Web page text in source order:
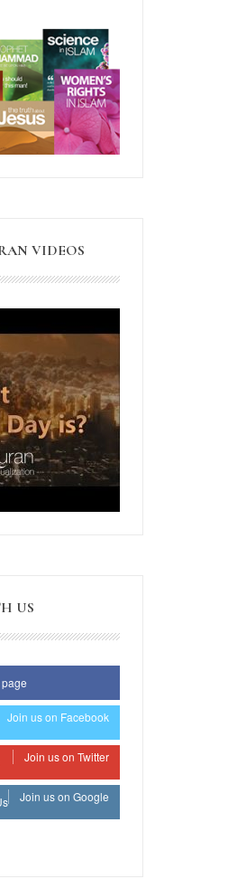
VIDEOS
US
Join us on Facebook
Join us on Twitter
Join us on Google